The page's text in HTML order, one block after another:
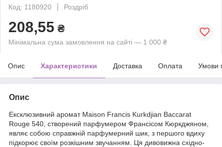
Код: 1180920
Роздріб
208,55 ₴
Мінімальна сума замовлення на сайті — 1 000 ₴
Опис Характеристики Доставка Оплата Умови
Опис
Ексклюзивний аромат Maison Francis Kurkdjian Baccarat
Rouge 540, створений парфумером Франсісом Кюркджяном,
являє собою справжній парфумерний шик, з першого вдиху
підкорює своїм розкішним звучанням. Ця дивовижна східно-